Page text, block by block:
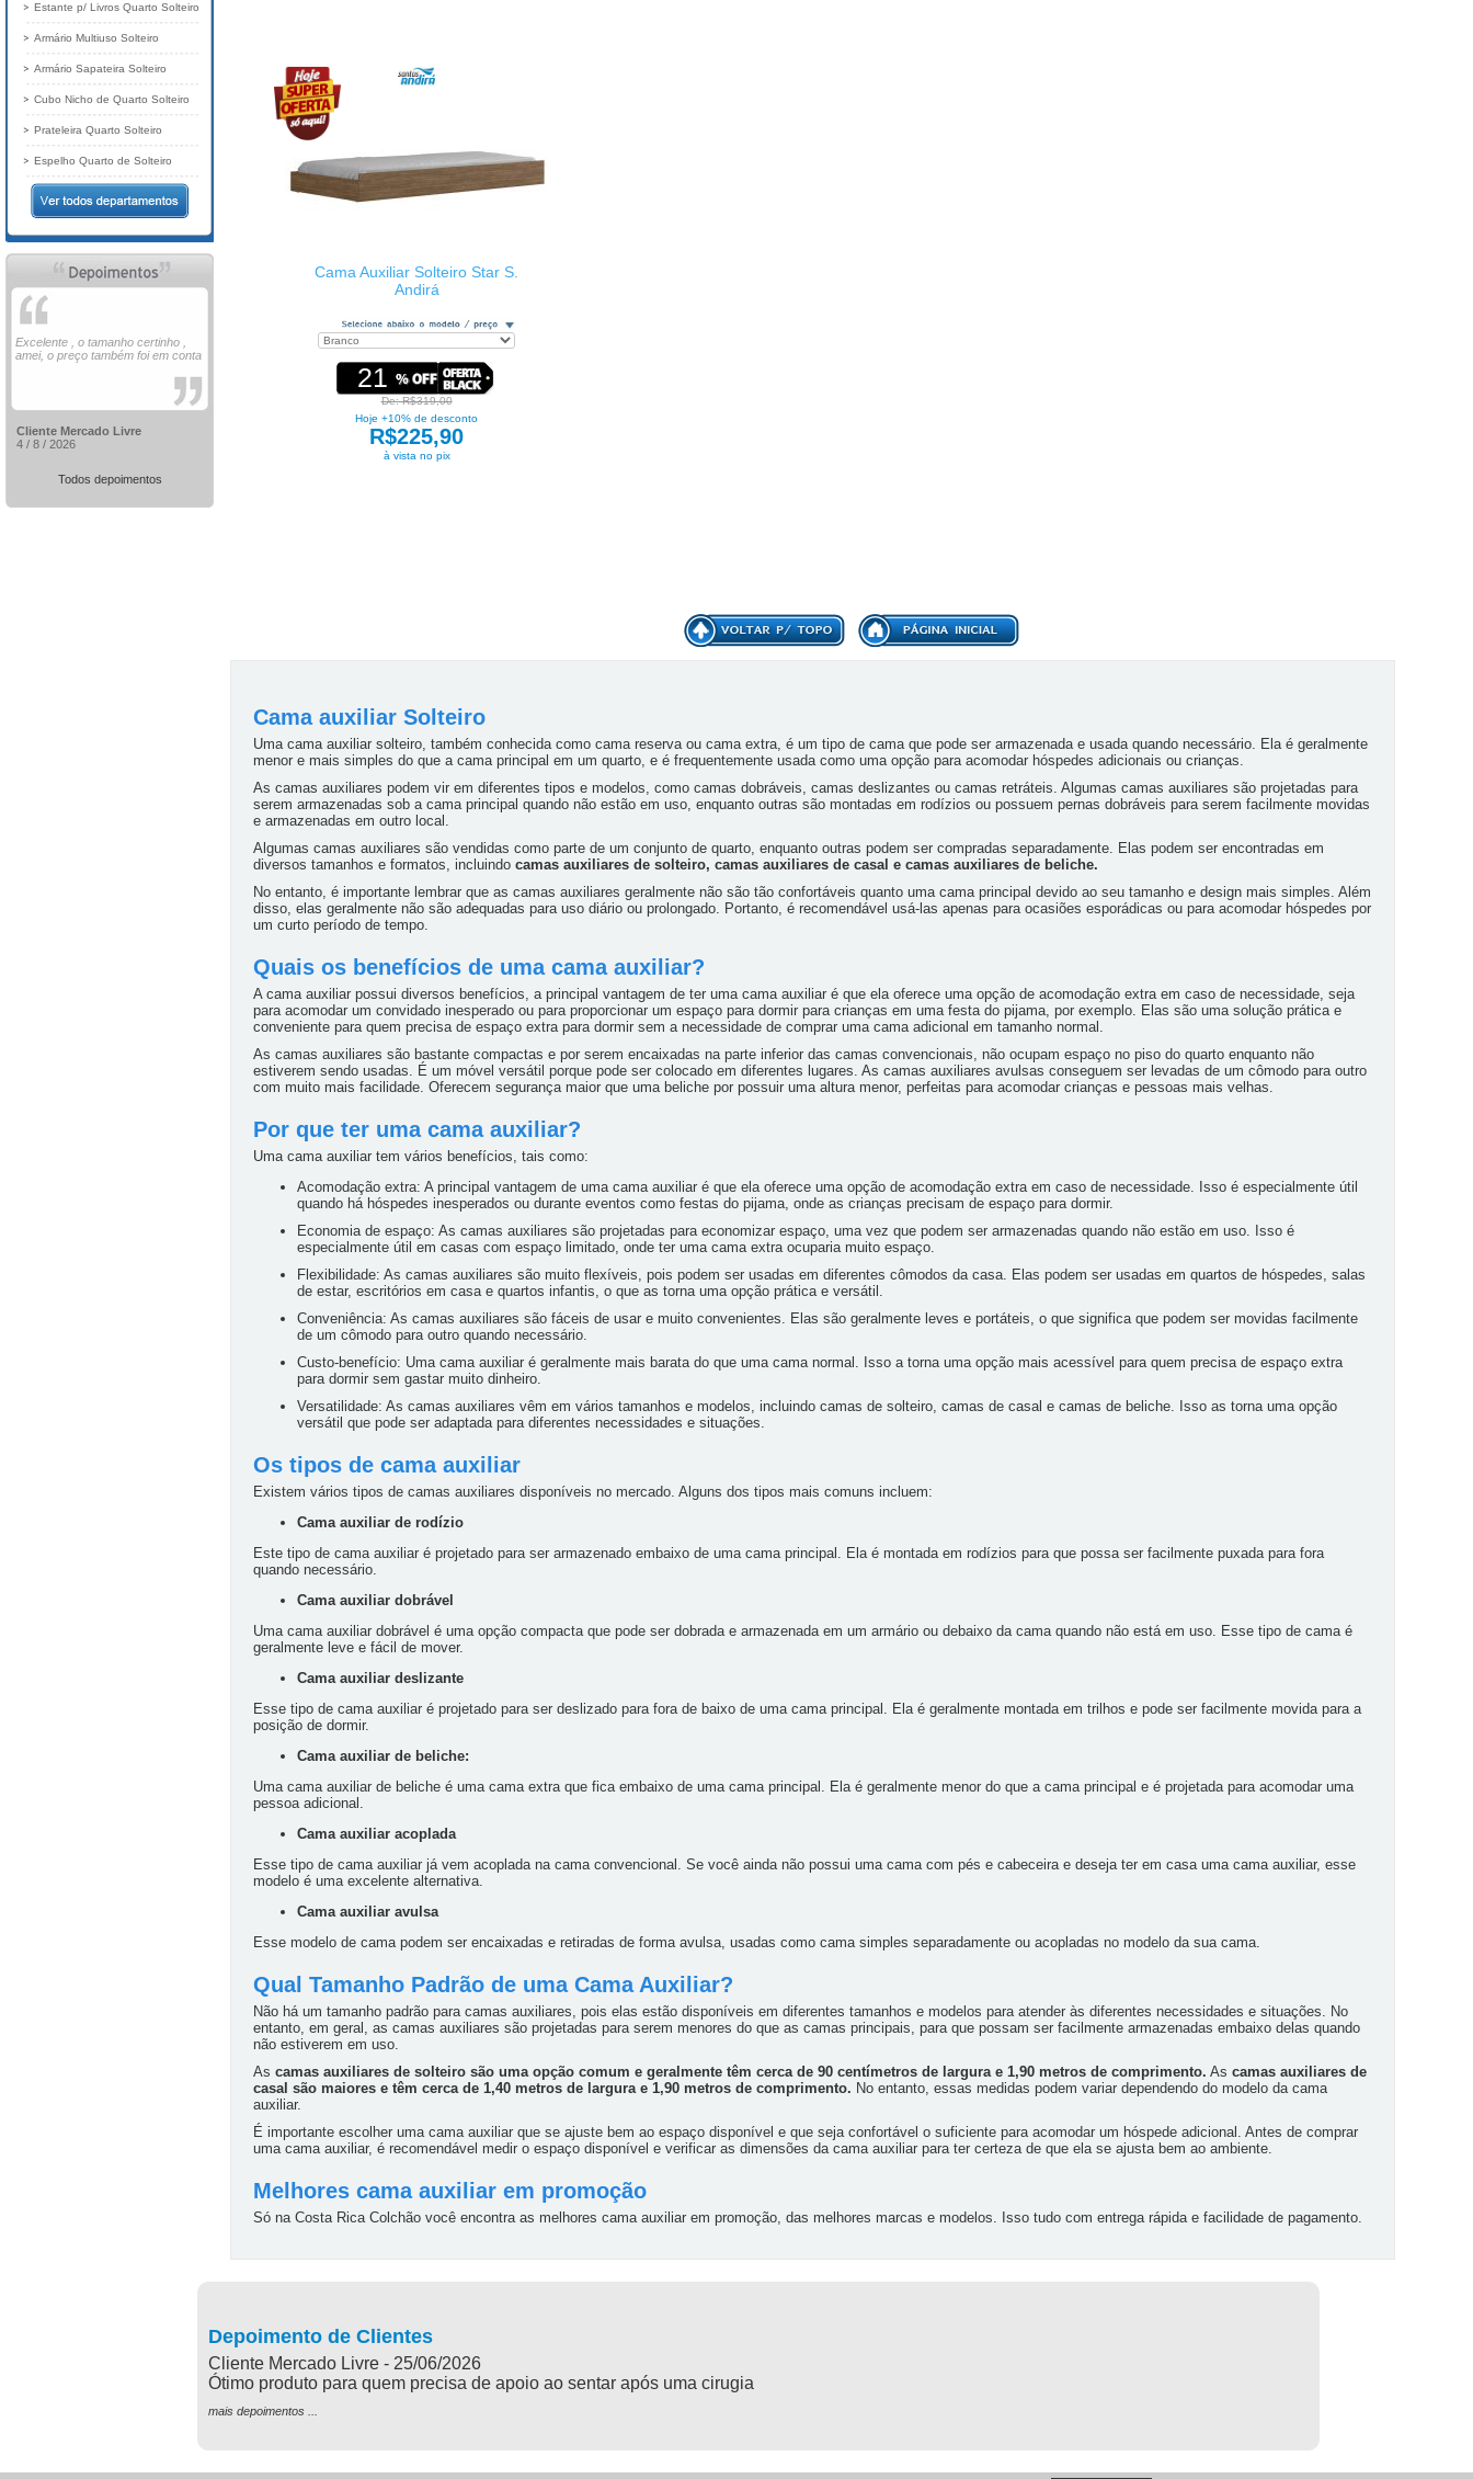
Cama Auxiliar Solteiro Star S.
Andirá
21
De: R$319,00
Hoje +10% de desconto
R$225,90
à vista no pix
Cama auxiliar Solteiro
Uma cama auxiliar solteiro, também conhecida como cama reserva ou cama extra, é um tipo de cama que pode ser armazenada e usada quando necessário. Ela é geralmente
menor e mais simples do que a cama principal em um quarto, e é frequentemente usada como uma opção para acomodar hóspedes adicionais ou crianças.
As camas auxiliares podem vir em diferentes tipos e modelos, como camas dobráveis, camas deslizantes ou camas retráteis. Algumas camas auxiliares são projetadas para
serem armazenadas sob a cama principal quando não estão em uso, enquanto outras são montadas em rodízios ou possuem pernas dobráveis para serem facilmente movidas
e armazenadas em outro local.
Algumas camas auxiliares são vendidas como parte de um conjunto de quarto, enquanto outras podem ser compradas separadamente. Elas podem ser encontradas em
diversos tamanhos e formatos, incluindo camas auxiliares de solteiro, camas auxiliares de casal e camas auxiliares de beliche.
No entanto, é importante lembrar que as camas auxiliares geralmente não são tão confortáveis quanto uma cama principal devido ao seu tamanho e design mais simples. Além
disso, elas geralmente não são adequadas para uso diário ou prolongado. Portanto, é recomendável usá-las apenas para ocasiões esporádicas ou para acomodar hóspedes por
um curto período de tempo.
Quais os benefícios de uma cama auxiliar?
A cama auxiliar possui diversos benefícios, a principal vantagem de ter uma cama auxiliar é que ela oferece uma opção de acomodação extra em caso de necessidade, seja
para acomodar um convidado inesperado ou para proporcionar um espaço para dormir para crianças em uma festa do pijama, por exemplo. Elas são uma solução prática e
conveniente para quem precisa de espaço extra para dormir sem a necessidade de comprar uma cama adicional em tamanho normal.
As camas auxiliares são bastante compactas e por serem encaixadas na parte inferior das camas convencionais, não ocupam espaço no piso do quarto enquanto não
estiverem sendo usadas. É um móvel versátil porque pode ser colocado em diferentes lugares. As camas auxiliares avulsas conseguem ser levadas de um cômodo para outro
com muito mais facilidade. Oferecem segurança maior que uma beliche por possuir uma altura menor, perfeitas para acomodar crianças e pessoas mais velhas.
Por que ter uma cama auxiliar?
Uma cama auxiliar tem vários benefícios, tais como:
Acomodação extra: A principal vantagem de uma cama auxiliar é que ela oferece uma opção de acomodação extra em caso de necessidade. Isso é especialmente útil
quando há hóspedes inesperados ou durante eventos como festas do pijama, onde as crianças precisam de espaço para dormir.
Economia de espaço: As camas auxiliares são projetadas para economizar espaço, uma vez que podem ser armazenadas quando não estão em uso. Isso é
especialmente útil em casas com espaço limitado, onde ter uma cama extra ocuparia muito espaço.
Flexibilidade: As camas auxiliares são muito flexíveis, pois podem ser usadas em diferentes cômodos da casa. Elas podem ser usadas em quartos de hóspedes, salas
de estar, escritórios em casa e quartos infantis, o que as torna uma opção prática e versátil.
Conveniência: As camas auxiliares são fáceis de usar e muito convenientes. Elas são geralmente leves e portáteis, o que significa que podem ser movidas facilmente
de um cômodo para outro quando necessário.
Custo-benefício: Uma cama auxiliar é geralmente mais barata do que uma cama normal. Isso a torna uma opção mais acessível para quem precisa de espaço extra
para dormir sem gastar muito dinheiro.
Versatilidade: As camas auxiliares vêm em vários tamanhos e modelos, incluindo camas de solteiro, camas de casal e camas de beliche. Isso as torna uma opção
versátil que pode ser adaptada para diferentes necessidades e situações.
Os tipos de cama auxiliar
Existem vários tipos de camas auxiliares disponíveis no mercado. Alguns dos tipos mais comuns incluem:
Cama auxiliar de rodízio
Este tipo de cama auxiliar é projetado para ser armazenado embaixo de uma cama principal. Ela é montada em rodízios para que possa ser facilmente puxada para fora
quando necessário.
Cama auxiliar dobrável
Uma cama auxiliar dobrável é uma opção compacta que pode ser dobrada e armazenada em um armário ou debaixo da cama quando não está em uso. Esse tipo de cama é
geralmente leve e fácil de mover.
Cama auxiliar deslizante
Esse tipo de cama auxiliar é projetado para ser deslizado para fora de baixo de uma cama principal. Ela é geralmente montada em trilhos e pode ser facilmente movida para a
posição de dormir.
Cama auxiliar de beliche:
Uma cama auxiliar de beliche é uma cama extra que fica embaixo de uma cama principal. Ela é geralmente menor do que a cama principal e é projetada para acomodar uma
pessoa adicional.
Cama auxiliar acoplada
Esse tipo de cama auxiliar já vem acoplada na cama convencional. Se você ainda não possui uma cama com pés e cabeceira e deseja ter em casa uma cama auxiliar, esse
modelo é uma excelente alternativa.
Cama auxiliar avulsa
Esse modelo de cama podem ser encaixadas e retiradas de forma avulsa, usadas como cama simples separadamente ou acopladas no modelo da sua cama.
Qual Tamanho Padrão de uma Cama Auxiliar?
Não há um tamanho padrão para camas auxiliares, pois elas estão disponíveis em diferentes tamanhos e modelos para atender às diferentes necessidades e situações. No
entanto, em geral, as camas auxiliares são projetadas para serem menores do que as camas principais, para que possam ser facilmente armazenadas embaixo delas quando
não estiverem em uso.
As camas auxiliares de solteiro são uma opção comum e geralmente têm cerca de 90 centímetros de largura e 1,90 metros de comprimento. As camas auxiliares de
casal são maiores e têm cerca de 1,40 metros de largura e 1,90 metros de comprimento. No entanto, essas medidas podem variar dependendo do modelo da cama
auxiliar.
É importante escolher uma cama auxiliar que se ajuste bem ao espaço disponível e que seja confortável o suficiente para acomodar um hóspede adicional. Antes de comprar
uma cama auxiliar, é recomendável medir o espaço disponível e verificar as dimensões da cama auxiliar para ter certeza de que ela se ajusta bem ao ambiente.
Melhores cama auxiliar em promoção
Só na Costa Rica Colchão você encontra as melhores cama auxiliar em promoção, das melhores marcas e modelos. Isso tudo com entrega rápida e facilidade de pagamento.
Estante p/ Livros Quarto Solteiro
Armário Multiuso Solteiro
Armário Sapateira Solteiro
Cubo Nicho de Quarto Solteiro
Prateleira Quarto Solteiro
Espelho Quarto de Solteiro
Excelente , o tamanho certinho ,
amei, o preço também foi em conta
Cliente Mercado Livre
4 / 8 / 2026
Todos depoimentos
Depoimento de Clientes
Cliente Mercado Livre - 25/06/2026
Ótimo produto para quem precisa de apoio ao sentar após uma cirugia
mais depoimentos ...